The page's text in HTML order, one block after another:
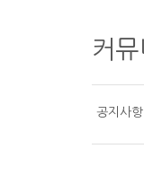
커뮤
공지사항